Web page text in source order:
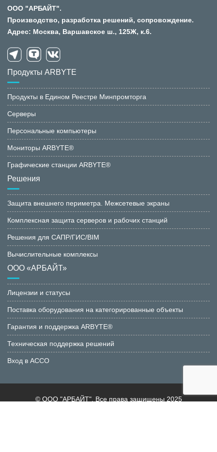
ООО "АРБАЙТ".
Производство, разработка решений, сопровождение.
Адрес: Москва, Варшавское ш., 125Ж, к.6.
Продукты ARBYTE
Продукты в Едином Реестре Минпромторга
Серверы
Персональные компьютеры
Мониторы ARBYTE®
Графические станции ARBYTE®
Решения
Защита внешнего периметра. Межсетевые экраны
Комплексная защита серверов и рабочих станций
Решения для САПР/ГИС/BIM
Вычислительные комплексы
ООО «АРБАЙТ»
Лицензии и статусы
Поставка оборудования на категорированные объекты
Гарантия и поддержка ARBYTE®
Техническая поддержка решений
Вход в АССО
© ООО "АРБАЙТ". Все права защищены 2025